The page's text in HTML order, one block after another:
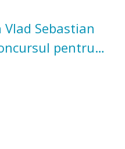
Sebastian
pentru
Casei